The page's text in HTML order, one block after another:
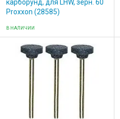
карборунд, для LHW, зерн. 60
Proxxon (28585)
В НАЛИЧИИ